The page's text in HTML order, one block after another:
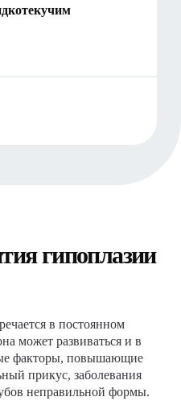
гипоплазии
в постоянном
может развиваться и в
факторы, повышающие
прикус, заболевания
неправильной формы.